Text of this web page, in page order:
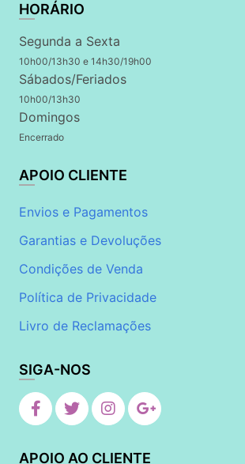
HORÁRIO
Segunda a Sexta
10h00/13h30 e 14h30/19h00
Sábados/Feriados
10h00/13h30
Domingos
Encerrado
APOIO CLIENTE
Envios e Pagamentos
Garantias e Devoluções
Condições de Venda
Política de Privacidade
Livro de Reclamações
SIGA-NOS
APOIO AO CLIENTE